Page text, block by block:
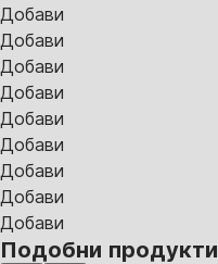
Добави
Добави
Добави
Добави
Добави
Добави
Добави
Добави
Добави
Подобни продукти